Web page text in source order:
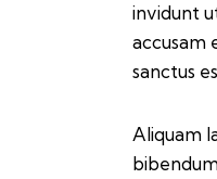
invidunt
accusam
sanctus
Aliquam